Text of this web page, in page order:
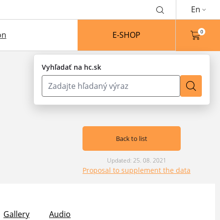
Vyhľadať na hc.sk
En
E-SHOP 0
Back to list
Updated: 25. 08. 2021
Proposal to supplement the data
Gallery Audio